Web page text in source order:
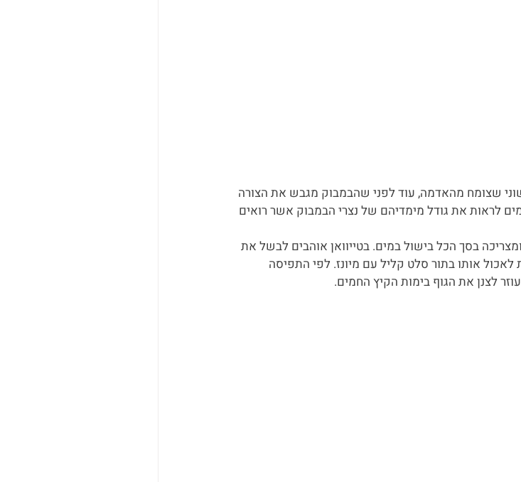
שצומח מהאדמה, עוד לפני שהבמבוק מגבש את הצורה
לראות את גודל מימדיהם של נצרי הבמבוק אשר רואים
בסך הכל בישול במים. בטייוואן אוהבים לבשל את
אותו בתור סלט קליל עם מיונז. לפי התפיסה
לצנן את הגוף בימות הקיץ החמים.